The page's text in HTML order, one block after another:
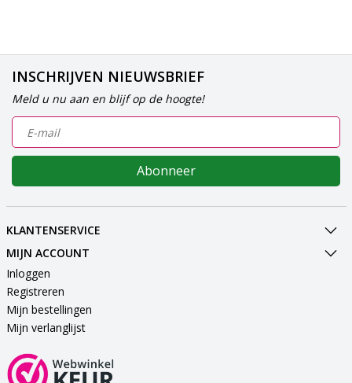
INSCHRIJVEN NIEUWSBRIEF
Meld u nu aan en blijf op de hoogte!
Abonneer
KLANTENSERVICE
MIJN ACCOUNT
Inloggen
Registreren
Mijn bestellingen
Mijn verlanglijst